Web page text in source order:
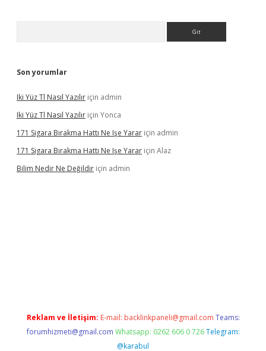
Son yorumlar
Iki Yüz Tl Nasıl Yazılır için admin
Iki Yüz Tl Nasıl Yazılır için Yonca
171 Sigara Bırakma Hattı Ne Işe Yarar için admin
171 Sigara Bırakma Hattı Ne Işe Yarar için Alaz
Bilim Nedir Ne Değildir için admin
Reklam ve İletişim: E-mail: backlinkpaneli@gmail.com Teams:
forumhizmeti@gmail.com Whatsapp: 0262 606 0 726 Telegram:
@karabul